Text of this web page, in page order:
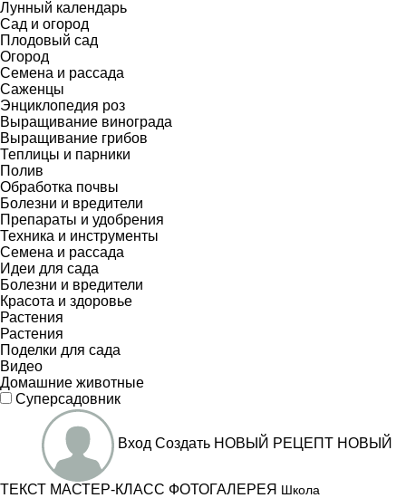
Лунный календарь
Сад и огород
Плодовый сад
Огород
Семена и рассада
Саженцы
Энциклопедия роз
Выращивание винограда
Выращивание грибов
Теплицы и парники
Полив
Обработка почвы
Болезни и вредители
Препараты и удобрения
Техника и инструменты
Семена и рассада
Идеи для сада
Болезни и вредители
Красота и здоровье
Растения
Растения
Поделки для сада
Видео
Домашние животные
Суперсадовник
Вход Создать НОВЫЙ РЕЦЕПТ НОВЫЙ
ТЕКСТ МАСТЕР-КЛАСС ФОТОГАЛЕРЕЯ Школа